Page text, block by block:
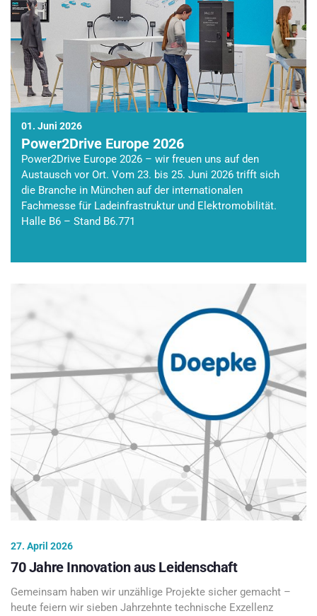
01. Juni 2026
Power2Drive Europe 2026
Power2Drive Europe 2026 – wir freuen uns auf den
Austausch vor Ort. Vom 23. bis 25. Juni 2026 trifft sich
die Branche in München auf der internationalen
Fachmesse für Ladeinfrastruktur und Elektromobilität.
Halle B6 – Stand B6.771
27. April 2026
70 Jahre Innovation aus Leidenschaft
Gemeinsam haben wir unzählige Projekte sicher gemacht –
heute feiern wir sieben Jahrzehnte technische Exzellenz